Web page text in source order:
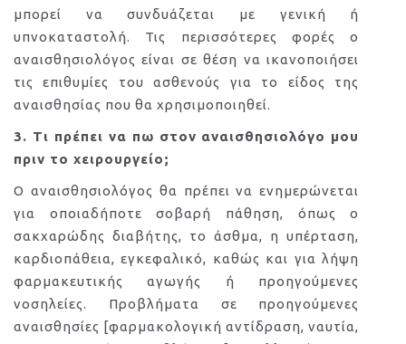
μπορεί να συνδυάζεται με γενική ή
υπνοκαταστολή. Τις περισσότερες φορές ο
αναισθησιολόγος είναι σε θέση να ικανοποιήσει
τις επιθυμίες του ασθενούς για το είδος της
αναισθησίας που θα χρησιμοποιηθεί.
3. Τι πρέπει να πω στον αναισθησιολόγο μου
πριν το χειρουργείο;
Ο αναισθησιολόγος θα πρέπει να ενημερώνεται
για οποιαδήποτε σοβαρή πάθηση, όπως ο
σακχαρώδης διαβήτης, το άσθμα, η υπέρταση,
καρδιοπάθεια, εγκεφαλικό, καθώς και για λήψη
φαρμακευτικής αγωγής ή προηγούμενες
νοσηλείες. Προβλήματα σε προηγούμενες
αναισθησίες [φαρμακολογική αντίδραση, ναυτία,